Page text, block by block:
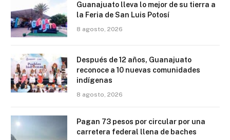
Guanajuato lleva lo mejor de su tierra a
la Feria de San Luis Potosí
8 agosto, 2026
Después de 12 años, Guanajuato
reconoce a 10 nuevas comunidades
indígenas
8 agosto, 2026
Pagan 73 pesos por circular por una
carretera federal llena de baches